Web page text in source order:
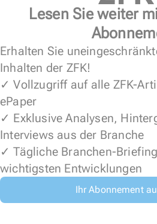
Lesen Sie weiter
Erhalten Sie
Inhalten der ZFK!
✓ Vollzugriff auf alle ZFK-
ePaper
✓ Exklusive Analysen,
Interviews aus der Branche
✓ Tägliche Branchen-
wichtigsten Entwicklungen
Ihr Abonnement